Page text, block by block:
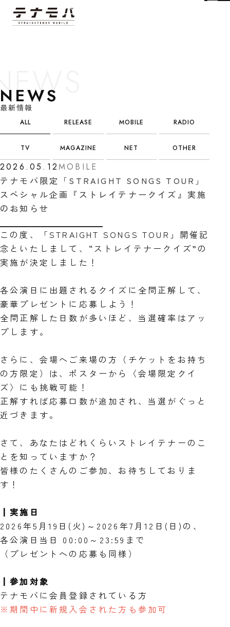
NEWS
最新情報
ALL RELEASE MOBILE RADIO
TV MAGAZINE NET OTHER
2026.05.12MOBILE
テナモバ限定「STRAIGHT SONGS TOUR」
スペシャル企画『ストレイテナークイズ』実施
のお知らせ
この度、「STRAIGHT SONGS TOUR」開催記
念といたしまして、“ストレイテナークイズ”の
実施が決定しました！
各公演日に出題されるクイズに全問正解して、
豪華プレゼントに応募しよう！
全問正解した日数が多いほど、当選確率はアッ
プします。
さらに、会場へご来場の方（チケットをお持ち
の方限定）は、ポスターから〈会場限定クイ
ズ〉にも挑戦可能！
正解すれば応募口数が追加され、当選がぐっと
近づきます。
さて、あなたはどれくらいストレイテナーのこ
とを知っていますか？
皆様のたくさんのご参加、お待ちしておりま
す！
┃実施日
2026年5月19日(火)～2026年7月12日(日)の、
各公演日当日 00:00～23:59まで
（プレゼントへの応募も同様）
┃参加対象
テナモバに会員登録されている方
※期間中に新規入会された方も参加可